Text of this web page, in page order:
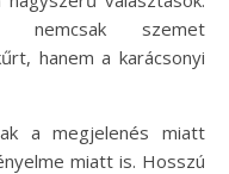
szemet
hanem a karácsonyi
a megjelenés miatt
miatt is. Hosszú